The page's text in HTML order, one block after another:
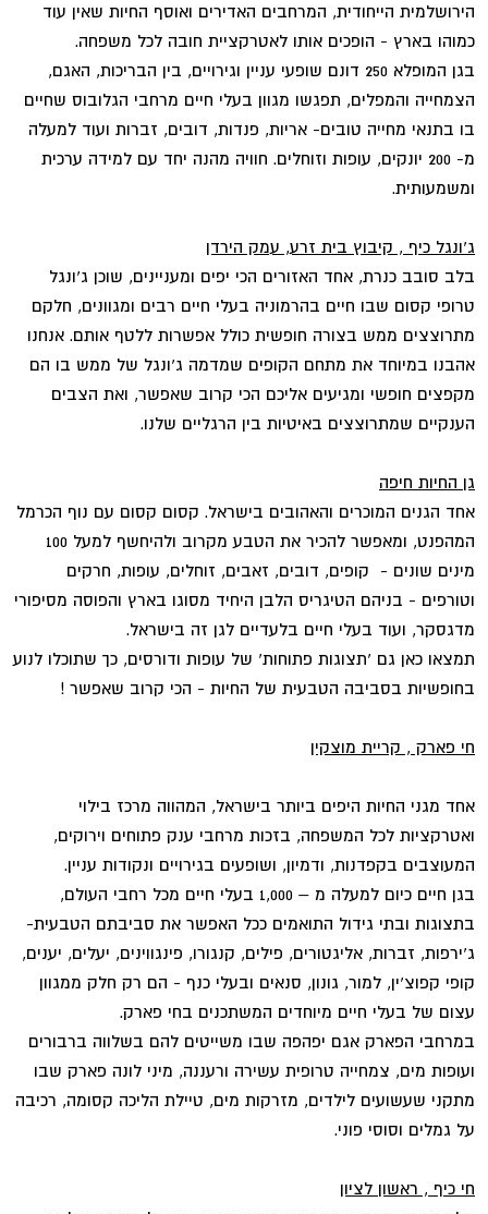
הירושלמית הייחודית, המרחבים האדירים ואוסף החיות שאין עוד
כמוהו בארץ - הופכים אותו לאטרקציית חובה לכל משפחה.
בגן המופלא 250 דונם שופעי עניין וגירויים, בין הבריכות, האגם,
הצמחייה והמפלים, תפגשו מגוון בעלי חיים מרחבי הגלובוס שחיים
בו בתנאי מחייה טובים- אריות, פנדות, דובים, זברות ועוד למעלה
מ- 200 יונקים, עופות וזוחלים. חוויה מהנה יחד עם למידה ערכית
ומשמעותית.
ג'ונגל כיף , קיבוץ בית זרע, עמק הירדן
בלב סובב כנרת, אחד האזורים הכי יפים ומעניינים, שוכן ג'ונגל
טרופי קסום שבו חיים בהרמוניה בעלי חיים רבים ומגוונים, חלקם
מתרוצצים ממש בצורה חופשית כולל אפשרות ללטף אותם. אנחנו
אהבנו במיוחד את מתחם הקופים שמדמה ג'ונגל של ממש בו הם
מקפצים חופשי ומגיעים אליכם הכי קרוב שאפשר, ואת הצבים
הענקיים שמתרוצצים באיטיות בין הרגליים שלנו.
גן החיות חיפה
אחד הגנים המוכרים והאהובים בישראל. קסום קסום עם נוף הכרמל
המהפנט, ומאפשר להכיר את הטבע מקרוב ולהיחשף למעל 100
מינים שונים - קופים, דובים, זאבים, זוחלים, עופות, חרקים
וטורפים - בניהם הטיגריס הלבן היחיד מסוגו בארץ והפוסה מסיפורי
מדגסקר, ועוד בעלי חיים בלעדיים לגן זה בישראל.
תמצאו כאן גם 'תצוגות פתוחות' של עופות ודורסים, כך שתוכלו לנוע
בחופשיות בסביבה הטבעית של החיות - הכי קרוב שאפשר !
חי פארק , קריית מוצקין
אחד מגני החיות היפים ביותר בישראל, המהווה מרכז בילוי
ואטרקציות לכל המשפחה, בזכות מרחבי ענק פתוחים וירוקים,
המעוצבים בקפדנות, ודמיון, ושופעים בגירויים ונקודות עניין.
בגן חיים כיום למעלה מ – 1,000 בעלי חיים מכל רחבי העולם,
בתצוגות ובתי גידול התואמים ככל האפשר את סביבתם הטבעית-
ג‘ירפות, זברות, אליגטורים, פילים, קנגורו, פינגווינים, יעלים, יענים,
קופי קפוצ'ין, למור, גונון, סנאים ובעלי כנף - הם רק חלק ממגוון
עצום של בעלי חיים מיוחדים המשתכנים בחי פארק.
במרחבי הפארק אגם יפהפה שבו משייטים להם בשלווה ברבורים
ועופות מים, צמחייה טרופית עשירה ורעננה, מיני לונה פארק שבו
מתקני שעשועים לילדים, מזרקות מים, טיילת הליכה קסומה, רכיבה
על גמלים וסוסי פוני.
חי כיף , ראשון לציון